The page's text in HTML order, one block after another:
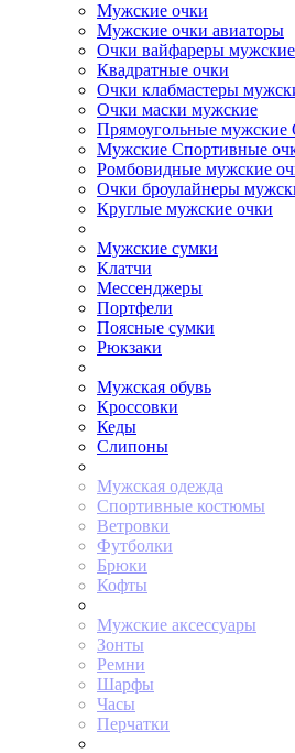
Мужские очки
Мужские очки авиаторы
Очки вайфареры мужские
Квадратные очки
Очки клабмастеры
Очки маски мужские
Прямоугольные мужские
Мужские Спортивные
Ромбовидные мужские
Очки броулайнеры
Круглые мужские очки
Мужские сумки
Клатчи
Мессенджеры
Портфели
Поясные сумки
Рюкзаки
Мужская обувь
Кроссовки
Кеды
Слипоны
Мужская одежда
Спортивные костюмы
Ветровки
Футболки
Брюки
Кофты
Мужские аксессуары
Зонты
Ремни
Шарфы
Часы
Перчатки